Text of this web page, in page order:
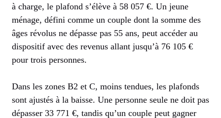
à charge, le plafond s’élève à 58 057 €. Un jeune
ménage, défini comme un couple dont la somme des
âges révolus ne dépasse pas 55 ans, peut accéder au
dispositif avec des revenus allant jusqu’à 76 105 €
pour trois personnes.
Dans les zones B2 et C, moins tendues, les plafonds
sont ajustés à la baisse. Une personne seule ne doit pas
dépasser 33 771 €, tandis qu’un couple peut gagner